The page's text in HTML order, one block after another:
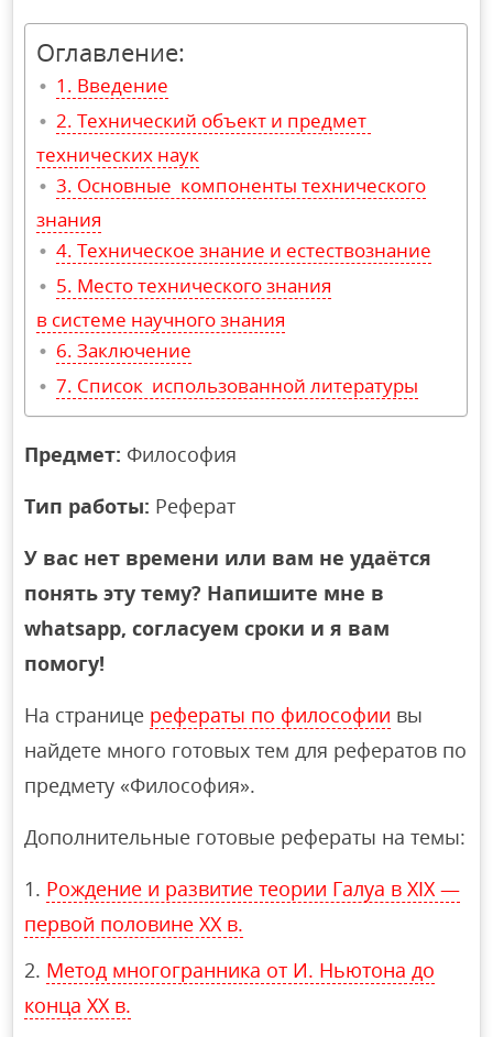
Оглавление:
Введение
Технический объект и предмет
технических наук
Основные компоненты технического
знания
Техническое знание и естествознание
Место технического знания
в системе научного знания
Заключение
Список использованной литературы
Предмет: Философия
Тип работы: Реферат
У вас нет времени или вам не удаётся
понять эту тему? Напишите мне в
whatsapp, согласуем сроки и я вам
помогу!
На странице рефераты по философии вы
найдете много готовых тем для рефератов по
предмету «Философия».
Дополнительные готовые рефераты на темы:
Рождение и развитие теории Галуа в XIX —
первой половине XX в.
Метод многогранника от И. Ньютона до
конца XX в.